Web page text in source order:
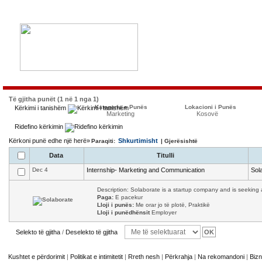
Të gjitha punët (1 në 1 nga 1)
Kërkimi i tanishëm
Kategoria e Punës
Marketing
Lokacioni i Punës
Kosovë
Ridefino kërkimin
Kërkoni punë edhe një herë»Paraqiti: Shkurtimisht | Gjerësishtë
Data Titulli
Dec 4 Internship- Marketing and Communication
Description: Solaborate is a startup company and is
Paga: E pacekur
Lloji i punës: Me orar jo të plotë, Praktikë
Lloji i punëdhënsitEmployer
Selekto të gjitha / Deselekto të gjitha
Kushtet e përdorimit | Politikat e intimitetit | Rreth nesh | Përkrahja | Na rekomandoni |